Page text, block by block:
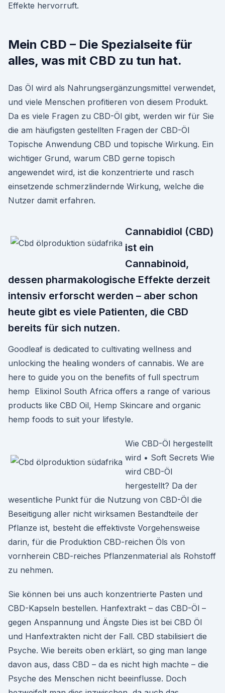
Effekte hervorruft.
Mein CBD – Die Spezialseite für
alles, was mit CBD zu tun hat.
Das Öl wird als Nahrungsergänzungsmittel verwendet,
und viele Menschen profitieren von diesem Produkt.
Da es viele Fragen zu CBD-Öl gibt, werden wir für Sie
die am häufigsten gestellten Fragen der CBD-Öl
Topische Anwendung CBD und topische Wirkung. Ein
wichtiger Grund, warum CBD gerne topisch
angewendet wird, ist die konzentrierte und rasch
einsetzende schmerzlindernde Wirkung, welche die
Nutzer damit erfahren.
Cannabidiol (CBD)
ist ein
Cannabinoid,
dessen pharmakologische Effekte derzeit
intensiv erforscht werden – aber schon
heute gibt es viele Patienten, die CBD
bereits für sich nutzen.
Goodleaf is dedicated to cultivating wellness and
unlocking the healing wonders of cannabis. We are
here to guide you on the benefits of full spectrum
hemp Elixinol South Africa offers a range of various
products like CBD Oil, Hemp Skincare and organic
hemp foods to suit your lifestyle.
Wie CBD-Öl hergestellt
wird • Soft Secrets Wie
wird CBD-Öl
hergestellt? Da der
wesentliche Punkt für die Nutzung von CBD-Öl die
Beseitigung aller nicht wirksamen Bestandteile der
Pflanze ist, besteht die effektivste Vorgehensweise
darin, für die Produktion CBD-reichen Öls von
vornherein CBD-reiches Pflanzenmaterial als Rohstoff
zu nehmen.
Sie können bei uns auch konzentrierte Pasten und
CBD-Kapseln bestellen. Hanfextrakt – das CBD-Öl –
gegen Anspannung und Ängste Dies ist bei CBD Öl
und Hanfextrakten nicht der Fall. CBD stabilisiert die
Psyche. Wie bereits oben erklärt, so ging man lange
davon aus, dass CBD – da es nicht high machte – die
Psyche des Menschen nicht beeinflusse. Doch